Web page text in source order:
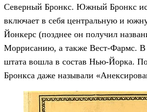
Северный Бронкс. Южный Бронкс
включает в себя центральную и
Йонкерс (позднее он получил
Моррисанию, а также Вест-Фармс. В
штата вошла в состав Нью-Йорка.
Бронкса даже называли